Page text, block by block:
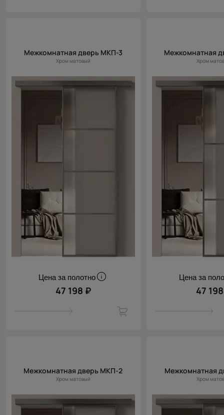
Межкомнатная дверь МКП-3
Хром матовый
Цена за полотно
47 198 ₽
Межкомнатная
Хром
Цена за
47
Межкомнатная дверь МКП-2
Хром матовый
Межкомнатная
Хром